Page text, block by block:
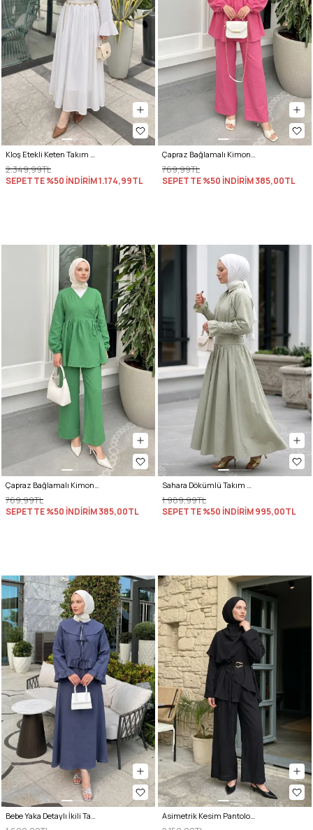
2.349,99TL
SEPETTE %50 İNDİRİM1.174,99TL
769,99TL
SEPETTE %50 İNDİRİM385,00TL
769,99TL
SEPETTE %50 İNDİRİM385,00TL
1.989,99TL
SEPETTE %50 İNDİRİM995,00TL